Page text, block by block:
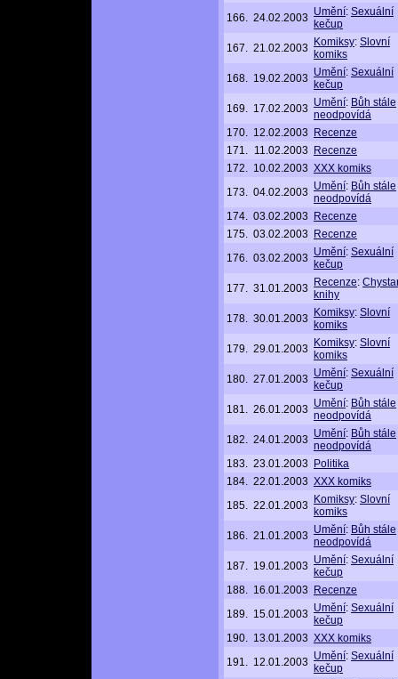
166. 24.02.2003 Umění: Sexuální
kečup
167. 21.02.2003 Komiksy: Slovní
komiks
168. 19.02.2003 Umění: Sexuální
kečup
169. 17.02.2003 Umění: Bůh stále
neodpovídá
170. 12.02.2003 Recenze
171. 11.02.2003 Recenze
172. 10.02.2003 XXX komiks
173. 04.02.2003 Umění: Bůh stále
neodpovídá
174. 03.02.2003 Recenze
175. 03.02.2003 Recenze
176. 03.02.2003 Umění: Sexuální
kečup
177. 31.01.2003 Recenze:
knihy
178. 30.01.2003 Komiksy: Slovní
komiks
179. 29.01.2003 Komiksy: Slovní
komiks
180. 27.01.2003 Umění: Sexuální
kečup
181. 26.01.2003 Umění: Bůh stále
neodpovídá
182. 24.01.2003 Umění: Bůh stále
neodpovídá
183. 23.01.2003 Politika
184. 22.01.2003 XXX komiks
185. 22.01.2003 Komiksy: Slovní
komiks
186. 21.01.2003 Umění: Bůh stále
neodpovídá
187. 19.01.2003 Umění: Sexuální
kečup
188. 16.01.2003 Recenze
189. 15.01.2003 Umění: Sexuální
kečup
190. 13.01.2003 XXX komiks
191. 12.01.2003 Umění: Sexuální
kečup